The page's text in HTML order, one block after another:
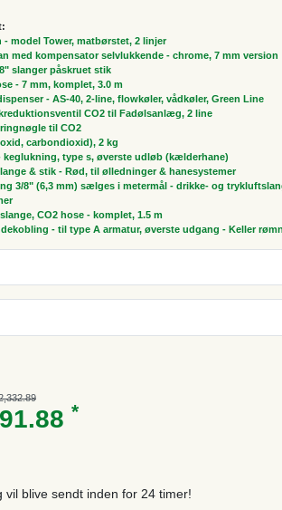
model Tower, matbørstet, 2 linjer
med kompensator selvlukkende - chrome, 7 mm version
slanger påskruet stik
- 7 mm, komplet, 3.0 m
- AS-40, 2-line, flowkøler, vådkøler, Green Line
CO2 til Fadølsanlæg, 2 line
til CO2
carbondioxid), 2 kg
type s, øverste udløb (kælderhane)
& stik - Rød, til ølledninger & hanesystemer
3/8" (6,3 mm) sælges i metermål - drikke- og
CO2 hose - komplet, 1.5 m
- til type A armatur, øverste udgang - Keller
*
vil blive sendt inden for 24 timer!